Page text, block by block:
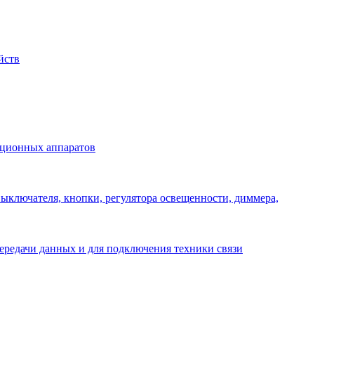
аппаратов
кнопки, регулятора освещенности, диммера,
данных и для подключения техники связи